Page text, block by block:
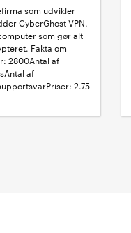
som udvikler
CyberGhost VPN.
som gør alt
Fakta om
2800Antal af
af
2.75